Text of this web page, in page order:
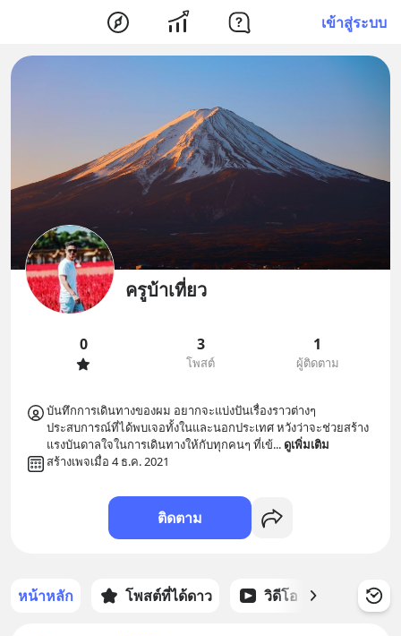
เข้าสู่ระบบ
ครูบ้าเที่ยว
0 3
โพสต์
1
ผู้ติดตาม
บันทึกการเดินทางของผม อยากจะแบ่งปันเรื่องราวต่างๆ
ประสบการณ์ที่ได้พบเจอทั้งในและนอกประเทศ หวังว่าจะช่วยสร้าง
แรงบันดาลใจในการเดินทางให้กับทุกคนๆ ที่เข้... ดูเพิ่มเติม
สร้างเพจเมื่อ 4 ธ.ค. 2021
ติดตาม
หน้าหลัก โพสต์ที่ได้ดาว วิดีโอ พอดแ